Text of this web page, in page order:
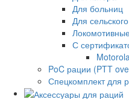
Для больниц
Для
С
PoC рации (PTT
Спецкомплект для